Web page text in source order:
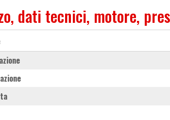
dati tecnici, motore,